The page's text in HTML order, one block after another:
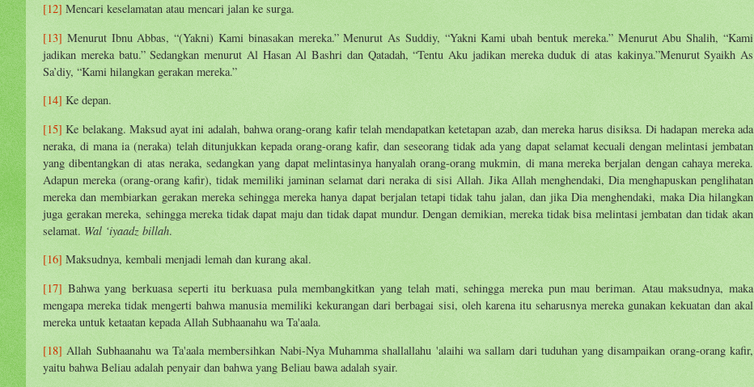
[12] Mencari keselamatan atau mencari jalan ke surga.
[13] Menurut Ibnu Abbas, “(Yakni) Kami binasakan mereka.” Menurut As Suddiy, “Yakni Kami ubah bentuk mereka.” Menurut Abu Shalih, “Kami
jadikan mereka batu.” Sedangkan menurut Al Hasan Al Bashri dan Qatadah, “Tentu Aku jadikan mereka duduk di atas kakinya.”Menurut Syaikh As
Sa’diy, “Kami hilangkan gerakan mereka.”
[14] Ke depan.
[15] Ke belakang. Maksud ayat ini adalah, bahwa orang-orang kafir telah mendapatkan ketetapan azab, dan mereka harus disiksa. Di hadapan mereka ada
neraka, di mana ia (neraka) telah ditunjukkan kepada orang-orang kafir, dan seseorang tidak ada yang dapat selamat kecuali dengan melintasi jembatan
yang dibentangkan di atas neraka, sedangkan yang dapat melintasinya hanyalah orang-orang mukmin, di mana mereka berjalan dengan cahaya mereka.
Adapun mereka (orang-orang kafir), tidak memiliki jaminan selamat dari neraka di sisi Allah. Jika Allah menghendaki, Dia menghapuskan penglihatan
mereka dan membiarkan gerakan mereka sehingga mereka hanya dapat berjalan tetapi tidak tahu jalan, dan jika Dia menghendaki, maka Dia hilangkan
juga gerakan mereka, sehingga mereka tidak dapat maju dan tidak dapat mundur. Dengan demikian, mereka tidak bisa melintasi jembatan dan tidak akan
selamat. Wal ‘iyaadz billah.
[16] Maksudnya, kembali menjadi lemah dan kurang akal.
[17] Bahwa yang berkuasa seperti itu berkuasa pula membangkitkan yang telah mati, sehingga mereka pun mau beriman. Atau maksudnya, maka
mengapa mereka tidak mengerti bahwa manusia memiliki kekurangan dari berbagai sisi, oleh karena itu seharusnya mereka gunakan kekuatan dan akal
mereka untuk ketaatan kepada Allah Subhaanahu wa Ta'aala.
[18] Allah Subhaanahu wa Ta'aala membersihkan Nabi-Nya Muhamma shallallahu 'alaihi wa sallam dari tuduhan yang disampaikan orang-orang kafir,
yaitu bahwa Beliau adalah penyair dan bahwa yang Beliau bawa adalah syair.